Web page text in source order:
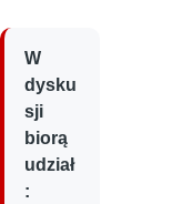
W
dysku
sji
biorą
udział
: